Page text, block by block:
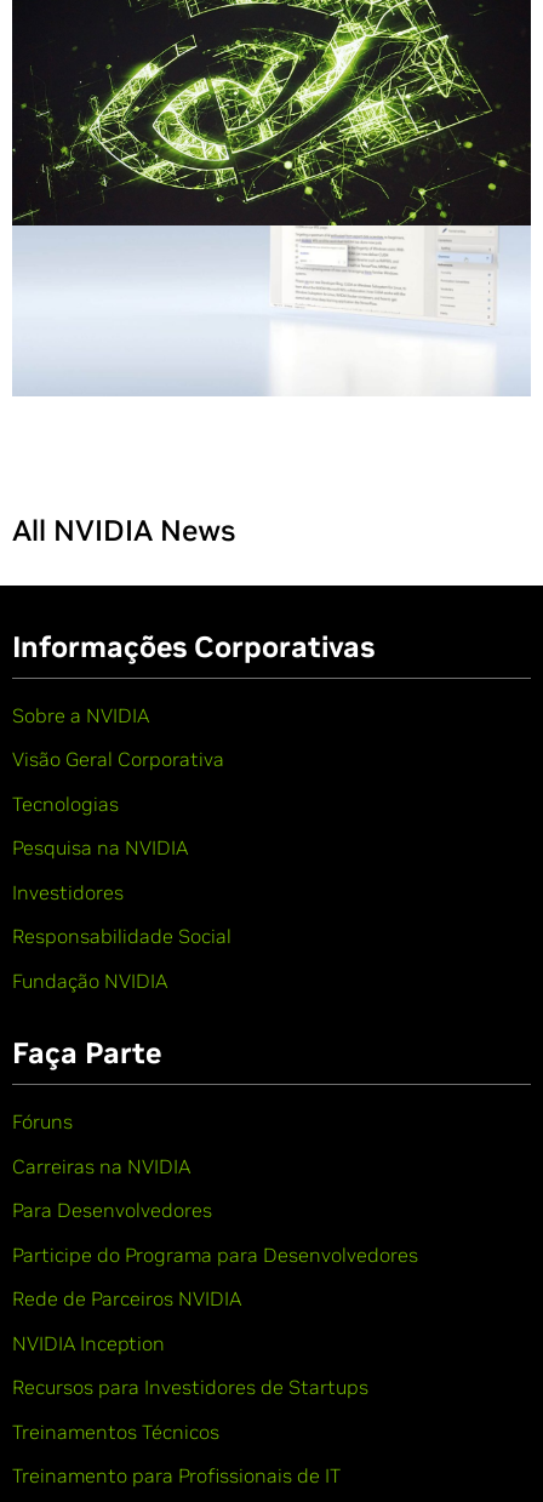
All NVIDIA News
Informações Corporativas
Sobre a NVIDIA
Visão Geral Corporativa
Tecnologias
Pesquisa na NVIDIA
Investidores
Responsabilidade Social
Fundação NVIDIA
Faça Parte
Fóruns
Carreiras na NVIDIA
Para Desenvolvedores
Participe do Programa para Desenvolvedores
Rede de Parceiros NVIDIA
NVIDIA Inception
Recursos para Investidores de Startups
Treinamentos Técnicos
Treinamento para Profissionais de IT